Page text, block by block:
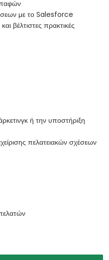
με το Salesforce
βέλτιστες πρακτικές
ή την υποστήριξη
πελατειακών σχέσεων